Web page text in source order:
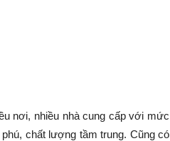
nơi, nhiều nhà cung cấp với mức
chất lượng tầm trung. Cũng có